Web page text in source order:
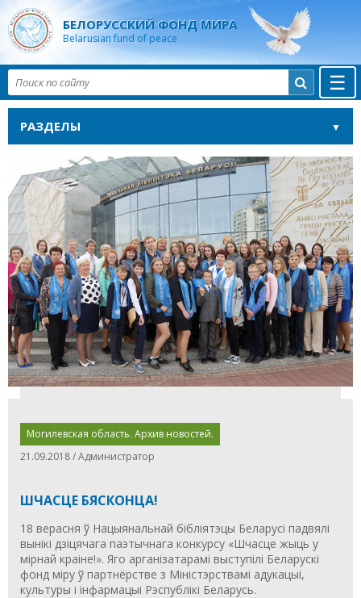
БЕЛОРУССКИЙ ФОНД МИРА
Belarusian fund of peace
☰

РАЗДЕЛЫ
Могилевская область. Архив новостей.
21.09.2018 / Администратор
ШЧАСЦЕ БЯСКОНЦА!
18 верасня ў Нацыянальнай бібліятэцы Беларусі падвялі
вынікі дзіцячага паэтычнага конкурсу «Шчасце жыць у
мірнай краіне!». Яго арганізатарамі выступілі Беларускі
фонд міру ў партнёрстве з Міністэрствамі адукацыі,
культуры і інфармацыі Рэспублікі Беларусь.